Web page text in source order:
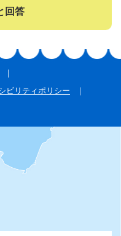
回答
ビリティポリシー